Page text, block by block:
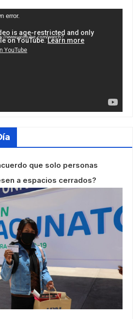
error.
www.youtube.com/watch?
que solo personas
a espacios cerrados?